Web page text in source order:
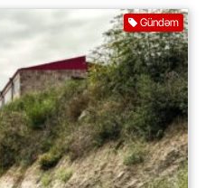
Gündəm